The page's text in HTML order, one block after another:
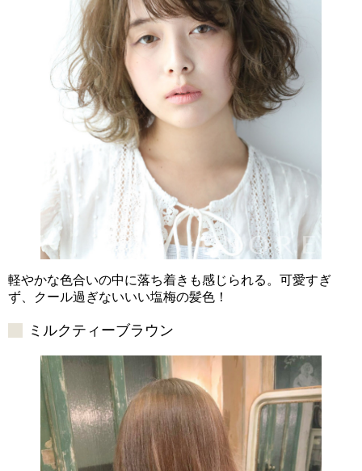
軽やかな色合いの中に落ち着きも感じられる。可愛すぎ
ず、クール過ぎないいい塩梅の髪色！
ミルクティーブラウン